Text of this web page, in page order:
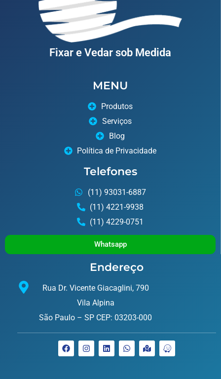
Fixar e Vedar sob Medida
MENU
Produtos
Serviços
Blog
Política de Privacidade
Telefones
(11) 93031-6887
(11) 4221-9938
(11) 4229-0751
Whatsapp
Endereço
Rua Dr. Vicente Giacaglini, 790
Vila Alpina
São Paulo – SP CEP: 03203-000